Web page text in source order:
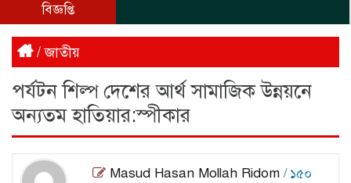
বিজ্ঞপ্তি
/জাতীয়
পর্যটন শিল্প দেশের আর্থ সামাজিক উন্নয়নে
অন্যতম হাতিয়ার:স্পীকার
Masud Hasan Mollah Ridom / ১৫০